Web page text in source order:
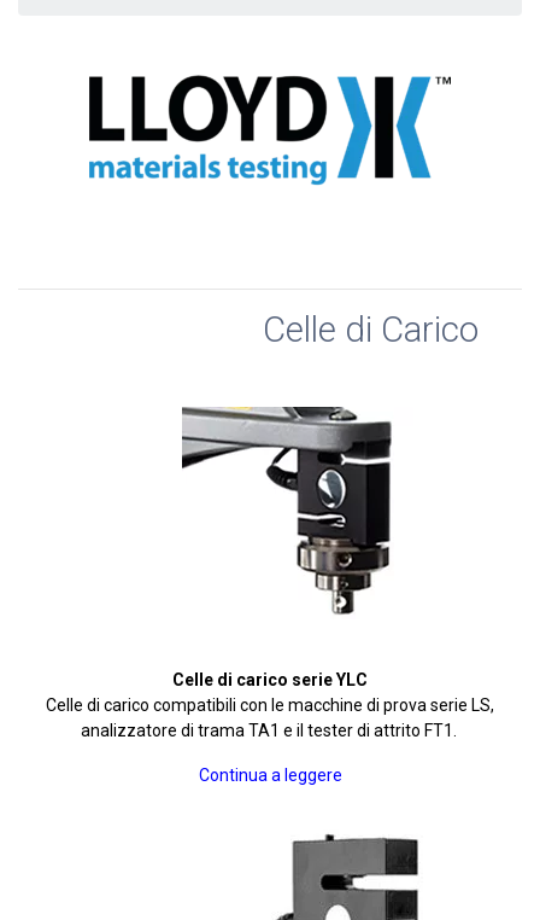
Celle di Carico
Celle di carico serie YLC
Celle di carico compatibili con le macchine di prova serie LS,
analizzatore di trama TA1 e il tester di attrito FT1.
Continua a leggere